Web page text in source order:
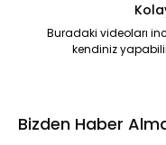
Buradaki videoları
kendiniz
Bizden Haber